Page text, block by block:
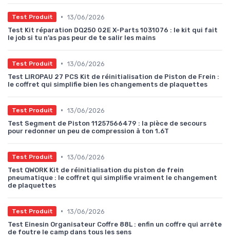
Test Produit • 13/06/2026
Test Kit réparation DQ250 02E X-Parts 1031076 : le kit qui fait
le job si tu n’as pas peur de te salir les mains
Test Produit • 13/06/2026
Test LIROPAU 27 PCS Kit de réinitialisation de Piston de Frein :
le coffret qui simplifie bien les changements de plaquettes
Test Produit • 13/06/2026
Test Segment de Piston 11257566479 : la pièce de secours
pour redonner un peu de compression à ton 1.6T
Test Produit • 13/06/2026
Test QWORK Kit de réinitialisation du piston de frein
pneumatique : le coffret qui simplifie vraiment le changement
de plaquettes
Test Produit • 13/06/2026
Test Einesin Organisateur Coffre 88L : enfin un coffre qui arrête
de foutre le camp dans tous les sens